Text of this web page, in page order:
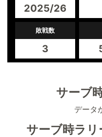
2025/26
敗戦数
3
サーブ
データ
サーブ時ラリ